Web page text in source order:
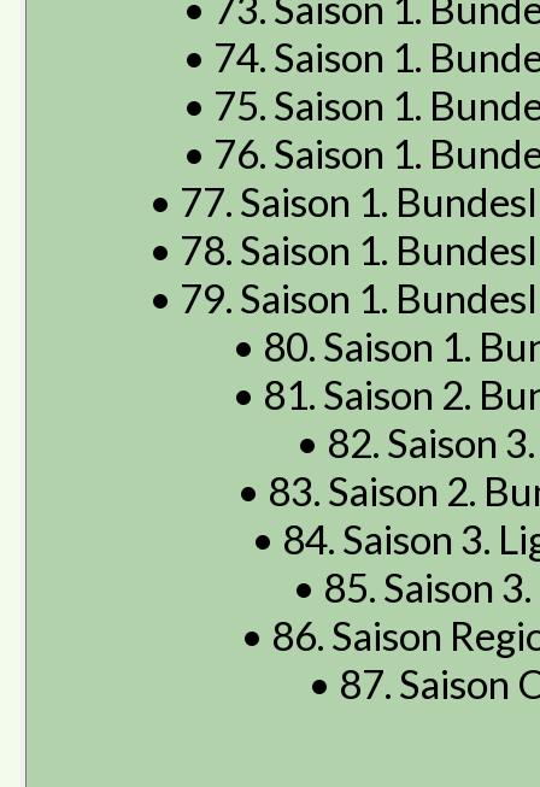
• 74. Saison 1.
• 75. Saison 1.
• 76. Saison 1.
• 77. Saison 1.
• 78. Saison 1.
• 79. Saison 1.
• 80. Saison 1.
• 81. Saison 2.
• 82. Saison
• 83. Saison 2.
• 84. Saison 3.
• 85. Saison
• 86. Saison
• 87. Saison